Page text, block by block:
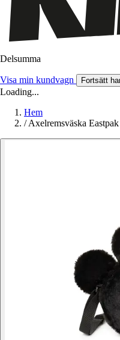
Delsumma
Visa min kundvagn Fortsätt
Loading...
Hem
/ Axelremsväska